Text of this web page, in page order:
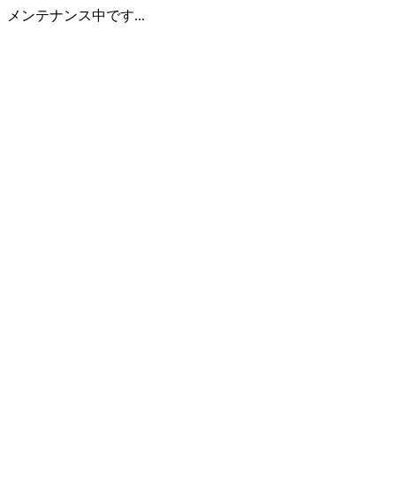
メンテナンス中です...